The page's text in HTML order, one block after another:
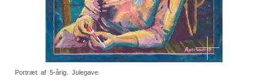
Portræt af 5-årig. Julegave